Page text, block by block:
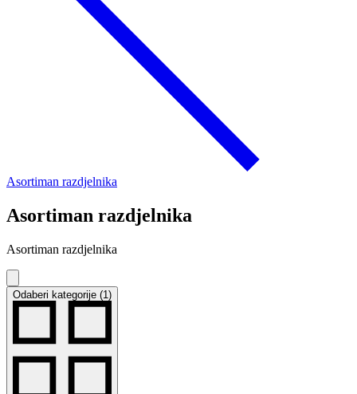
Asortiman razdjelnika
Asortiman razdjelnika
Asortiman razdjelnika
Odaberi kategorije (1)